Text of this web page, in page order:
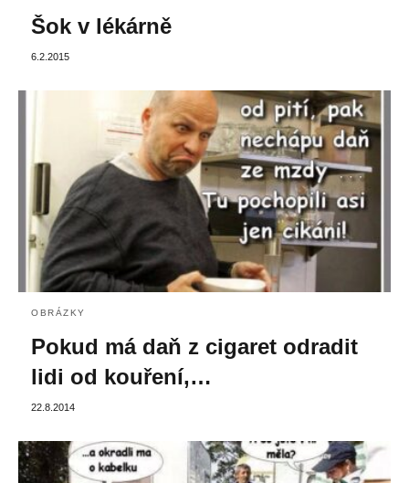
Šok v lékárně
6.2.2015
OBRÁZKY
Pokud má daň z cigaret odradit
lidi od kouření,…
22.8.2014